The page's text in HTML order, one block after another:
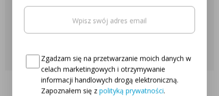
Najczęściej zadawane pytania
Email
Consent (wymagane)
Zgadzam się na przetwarzanie moich danych w
celach marketingowych i otrzymywanie
informacji handlowych drogą elektroniczną.
Zapoznałem się z polityką prywatności.
Oto Twój kod zniżkowy na